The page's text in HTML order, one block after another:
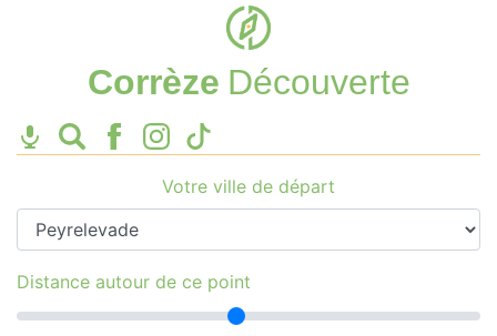
Corrèze Découverte
Votre ville de départ
Distance autour de ce point